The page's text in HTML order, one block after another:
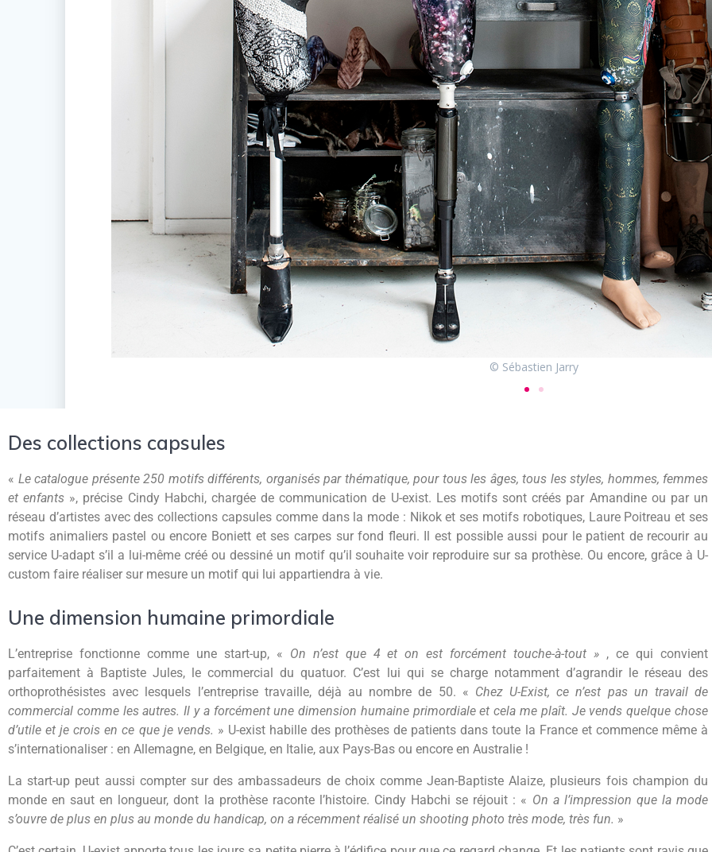
Des collections capsules
« Le catalogue présente 250 motifs différents, organisés par thématique, pour tous les âges, tous les styles, hommes, femmes
et enfants », précise Cindy Habchi, chargée de communication de U-exist. Les motifs sont créés par Amandine ou par un
réseau d’artistes avec des collections capsules comme dans la mode : Nikok et ses motifs robotiques, Laure Poitreau et ses
motifs animaliers pastel ou encore Boniett et ses carpes sur fond fleuri. Il est possible aussi pour le patient de recourir au
service U-adapt s’il a lui-même créé ou dessiné un motif qu’il souhaite voir reproduire sur sa prothèse. Ou encore, grâce à U-
custom faire réaliser sur mesure un motif qui lui appartiendra à vie.
Une dimension humaine primordiale
L’entreprise fonctionne comme une start-up, « On n’est que 4 et on est forcément touche-à-tout » , ce qui convient
parfaitement à Baptiste Jules, le commercial du quatuor. C’est lui qui se charge notamment d’agrandir le réseau des
orthoprothésistes avec lesquels l’entreprise travaille, déjà au nombre de 50. « Chez U-Exist, ce n’est pas un travail de
commercial comme les autres. Il y a forcément une dimension humaine primordiale et cela me plaît. Je vends quelque chose
d’utile et je crois en ce que je vends. » U-exist habille des prothèses de patients dans toute la France et commence même à
s’internationaliser : en Allemagne, en Belgique, en Italie, aux Pays-Bas ou encore en Australie !
La start-up peut aussi compter sur des ambassadeurs de choix comme Jean-Baptiste Alaize, plusieurs fois champion du
monde en saut en longueur, dont la prothèse raconte l’histoire. Cindy Habchi se réjouit : « On a l’impression que la mode
s’ouvre de plus en plus au monde du handicap, on a récemment réalisé un shooting photo très mode, très fun. »